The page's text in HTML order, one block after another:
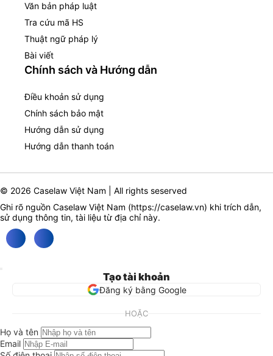
Văn bản pháp luật
Tra cứu mã HS
Thuật ngữ pháp lý
Bài viết
Chính sách và Hướng dẫn
Điều khoản sử dụng
Chính sách bảo mật
Hướng dẫn sử dụng
Hướng dẫn thanh toán
© 2026 Caselaw Việt Nam | All rights seserved
Ghi rõ nguồn Caselaw Việt Nam (https://caselaw.vn) khi trích dẫn,
sử dụng thông tin, tài liệu từ địa chỉ này.
Tạo tài khoản
Đăng ký bằng Google
HOẶC
Họ và tên
Email